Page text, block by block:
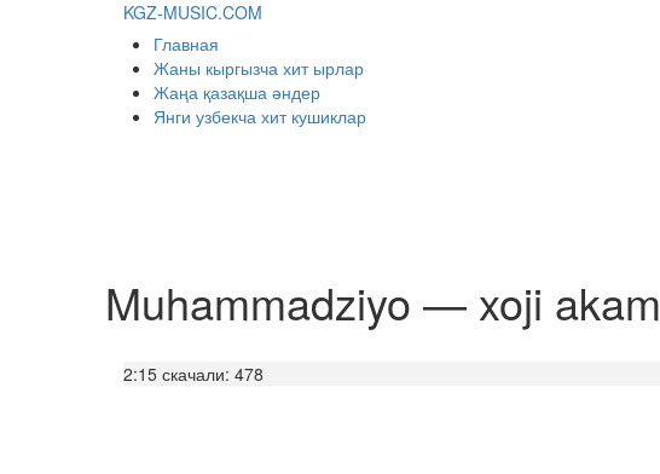
KGZ-MUSIC.COM
Главная
Жаны кыргызча хит ырлар
Жаңа қазақша әндер
Янги узбекча хит кушиклар
Muhammadziyo — xoji akam
2:15 скачали: 478